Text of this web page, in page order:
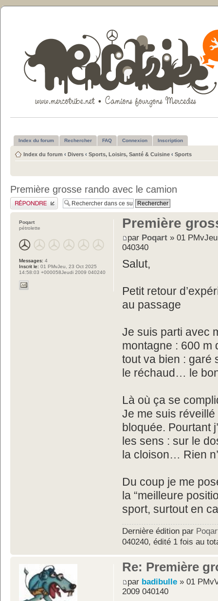
Index du forum Rechercher FAQ Connexion Inscription
Index du forum ‹ Divers ‹ Sports, Loisirs, Santé & Cuisine ‹ Sports
Première grosse rando avec le camion
Publier une réponse
Première
par Poqart » 01
040340
Salut,
Petit retour
au passage
Je suis parti avec
montagne : 600 m
tout va bien : garé
le réchaud… le
Là où ça se
Je me suis
bloquée. Pourtant
les sens : sur le
la cloison… Rien
Du coup je me
la “meilleure
sport, surtout en
Dernière édition par
040240, édité 1 fois au
Poqart
pétrolette
Messages: 4
Inscrit le: 01 PMvJeu, 23 Oct 2025
14:58:03 +000058Jeudi 2009 040240
Re: Première
par badibulle » 01
2009 040140